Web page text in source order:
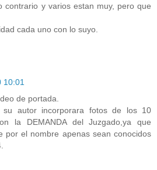
contrario y varios estan muy, pero que
cada uno con lo suyo.
10:01
de portada.
su autor incorporara fotos de los 10
la DEMANDA del Juzgado,ya que
por el nombre apenas sean conocidos